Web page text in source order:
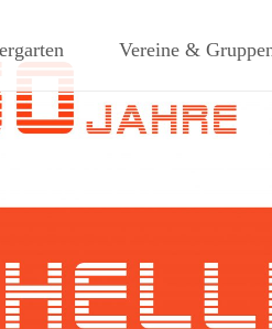
des
Vereine &